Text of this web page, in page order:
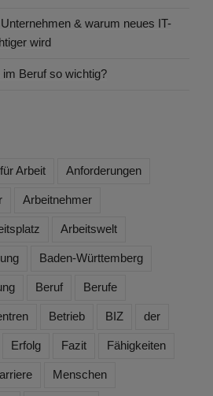
& warum neues IT-
wird
Beruf so wichtig?
Arbeit Anforderungen
Arbeitnehmer
Arbeitswelt
Baden-Württemberg
Beruf Berufe
Betrieb BIZ der
Erfolg Fazit Fähigkeiten
Menschen